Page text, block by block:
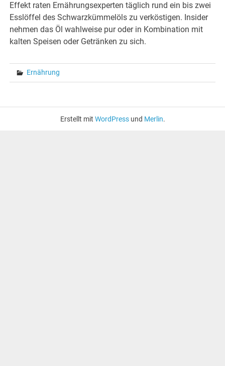
Effekt raten Ernährungsexperten täglich rund ein bis zwei
Esslöffel des Schwarzkümmelöls zu verköstigen. Insider
nehmen das Öl wahlweise pur oder in Kombination mit
kalten Speisen oder Getränken zu sich.
Ernährung
Erstellt mit WordPressund Merlin.